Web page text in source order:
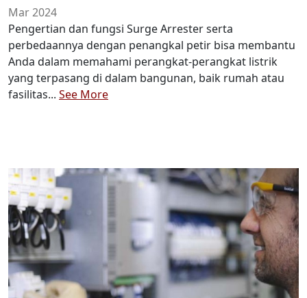
Mar 2024
Pengertian dan fungsi Surge Arrester serta
perbedaannya dengan penangkal petir bisa membantu
Anda dalam memahami perangkat-perangkat listrik
yang terpasang di dalam bangunan, baik rumah atau
fasilitas... See More